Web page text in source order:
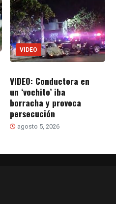
VIDEO
VIDEO: Conductora en
un ‘vochito’ iba
borracha y provoca
persecución
agosto 5, 2026